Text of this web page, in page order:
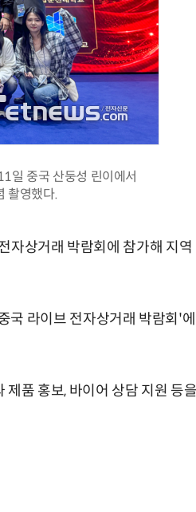
일 중국 산둥성 린이에서
촬영했다.
자상거래 박람회에 참가해 지역
라이브 전자상거래 박람회'에
제품 홍보, 바이어 상담 지원 등을